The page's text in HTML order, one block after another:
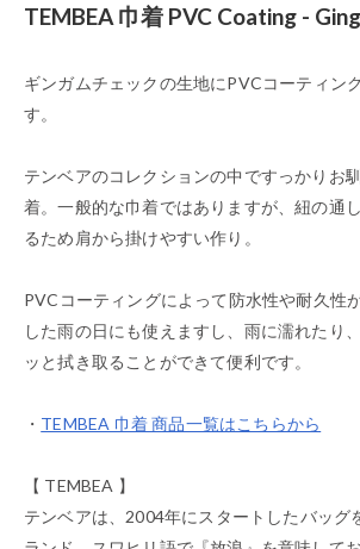
TEMBEA 巾着 PVC Coating -
ギンガムチェックの生地にPVCコーティン
す。
テンベアのコレクションの中ですっかりお
着。一般的な巾着ではありますが、紐の通
るため肩から掛けやすい作り。
PVCコーティングによって防水性や耐久性
した雨の日にも使えますし、雨に濡れたり
ッと拭き取ることができて便利です。
・ TEMBEA 巾着 商品一覧はこちらから
【 TEMBEA 】
テンベアは、2004年にスタートしたバッグ